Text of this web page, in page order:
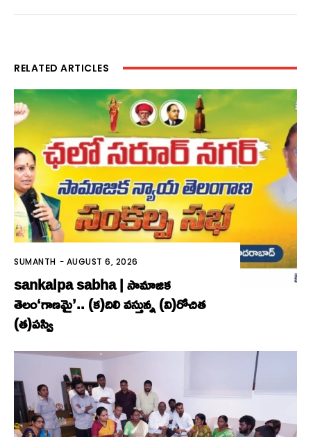
RELATED ARTICLES
SUMANTH - AUGUST 6, 2026
sankalpa sabha | సామాజిక
తెలం‘గాణమై’.. (క)దిలి వస్తున్న (వి)రోచిత
(త)పస్వి